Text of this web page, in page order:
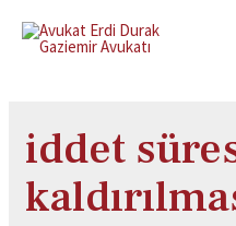
iddet